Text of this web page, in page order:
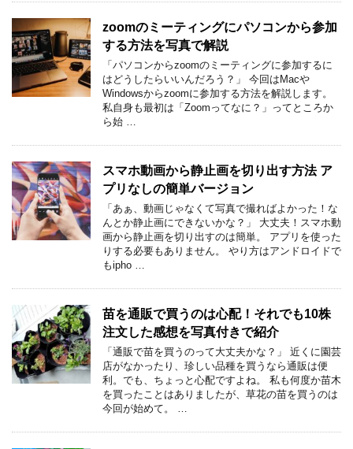
zoomのミーティングにパソコンから参加
する方法を写真で解説
「パソコンからzoomのミーティングに参加するに
はどうしたらいいんだろう？」 今回はMacや
Windowsからzoomに参加する方法を解説します。
私自身も最初は「Zoomってなに？」ってところか
ら始 …
スマホ動画から静止画を切り出す方法 ア
プリなしの簡単バージョン
「あぁ、動画じゃなくて写真で撮ればよかった！な
んとか静止画にできないかな？」 大丈夫！スマホ動
画から静止画を切り出すのは簡単。 アプリを使った
りする必要もありません。 やり方はアンドロイドで
もipho …
苗を通販で買うのは心配！それでも10株
注文した感想を写真付きで紹介
「通販で苗を買うのって大丈夫かな？」 近くに園芸
店がなかったり、珍しい品種を買うなら通販は便
利。でも、ちょっと心配ですよね。 私も何度か苗木
を買ったことはありましたが、草花の苗を買うのは
今回が始めて。 …